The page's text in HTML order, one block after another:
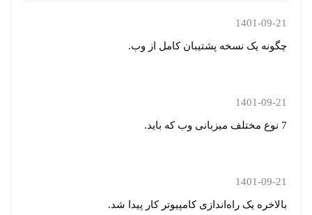
1401-09-21
چگونه یک نسخه پشتیبان کامل از وب.
1401-09-21
7 نوع مختلف میزبانی وب که باید.
1401-09-21
بالاخره یک راه‌اندازی کامپیوتر کار پیدا شد.